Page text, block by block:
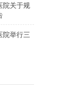
院关于规
院举行三